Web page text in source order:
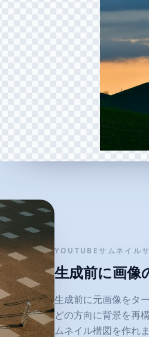
YOUTUBEサムネイル
生成前に画像
生成前に元画像をタ
どの方向に背景を再
ムネイル構図を作れ